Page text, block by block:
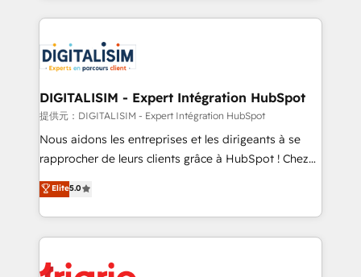
business up for long-term success. Unlock your
business. If not now, when?
decade of experience to the table, along with deep
for driving growth. They are committed to helping
our customers grow and finding solutions that fit
their unique business needs. We are thrilled to have
Blue Frog in the HubSpot ecosystem leading the
way for customers!" - Yamini Rangan, CEO of
HubSpot “Our experience with the team at Blue Frog
of experience and quality of skilled staff has earned
them a trusted reputation within the HubSpot
clients.” - Brian Garvey, VP, Solutions Partner
DIGITALISIM - Expert Intégration HubSpot
提供元：DIGITALISIM - Expert Intégration HubSpot
Nous aidons les entreprises et les dirigeants à se
rapprocher de leurs clients grâce à HubSpot ! Chez
DIGITALISIM, nous avons l'intime conviction que la
réussite des entreprises passe par l’innovation web,
le marketing digital, et la relation client ! C'est
pourquoi, nos experts sont à la fois capables de
Elite5.0